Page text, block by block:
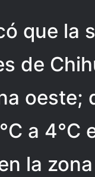
que la
de
oeste;
a
la